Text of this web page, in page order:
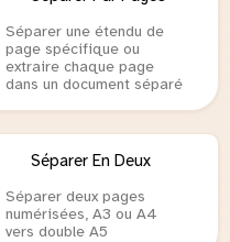
Séparer une étendu de
page spécifique ou
extraire chaque page
dans un document séparé
Séparer En Deux
Séparer deux pages
numérisées, A3 ou A4
vers double A5